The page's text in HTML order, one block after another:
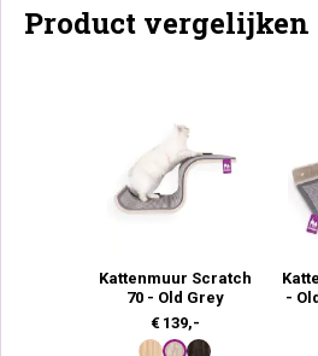
Product vergelijken
Kattenmuur Scratch
70 - Old Grey
€ 139,-
-